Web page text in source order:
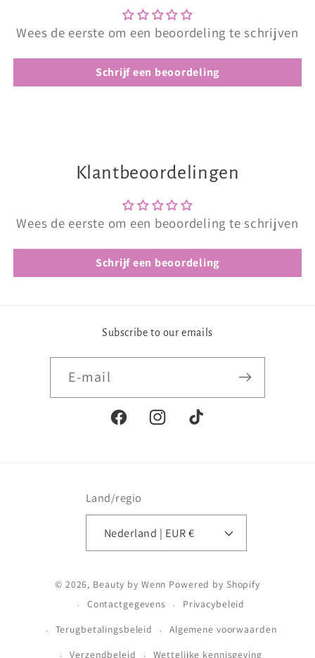
Wees de eerste om een beoordeling te schrijven
Schrijf een beoordeling
Klantbeoordelingen
Wees de eerste om een beoordeling te schrijven
Schrijf een beoordeling
Subscribe to our emails
E‑mail
FacebookInstagramTikTok
Land/regio
Nederland | EUR €
© 2026, Beauty by Wenn Powered by Shopify
Contactgegevens
Privacybeleid
Terugbetalingsbeleid
Algemene voorwaarden
Verzendbeleid
Wettelijke kennisgeving